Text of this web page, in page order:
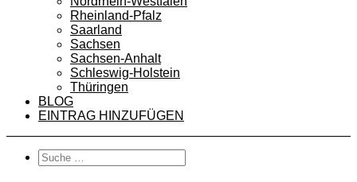
Rheinland-Pfalz
Saarland
Sachsen
Sachsen-Anhalt
Schleswig-Holstein
Thüringen
BLOG
EINTRAG HINZUFÜGEN